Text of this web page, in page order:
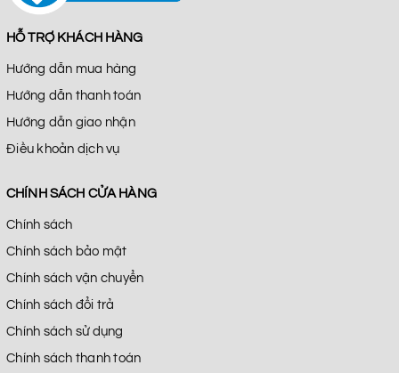
HỖ TRỢ KHÁCH HÀNG
Hướng dẫn mua hàng
Hướng dẫn thanh toán
Hướng dẫn giao nhận
Điều khoản dịch vụ
CHÍNH SÁCH CỬA HÀNG
Chính sách
Chính sách bảo mật
Chính sách vận chuyển
Chính sách đổi trả
Chính sách sử dụng
Chính sách thanh toán